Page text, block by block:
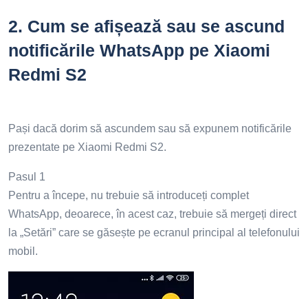
2. Cum se afișează sau se ascund
notificările WhatsApp pe Xiaomi
Redmi S2
Pași dacă dorim să ascundem sau să expunem notificările
prezentate pe Xiaomi Redmi S2.
Pasul 1
Pentru a începe, nu trebuie să introduceți complet
WhatsApp, deoarece, în acest caz, trebuie să mergeți direct
la „Setări” care se găsește pe ecranul principal al telefonului
mobil.